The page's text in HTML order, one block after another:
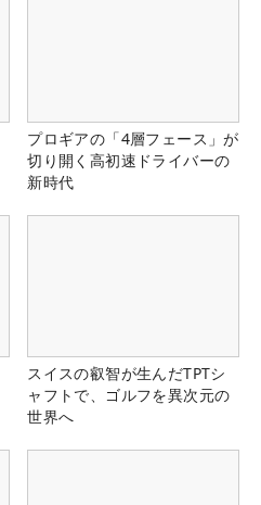
プロギアの「4層フェース」が
切り開く高初速ドライバーの
新時代
スイスの叡智が生んだTPTシ
ャフトで、ゴルフを異次元の
世界へ